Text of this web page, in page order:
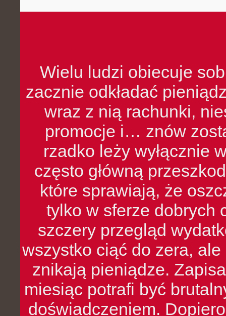
Wielu ludzi obiecuje
zacznie odkładać
wraz z nią rachunki,
promocje i… znów
rzadko leży wyłącznie
często główną
które sprawiają, że
tylko w sferze dobrych
szczery przegląd
wszystko ciąć do zera,
znikają pieniądze.
miesiąc potrafi być
doświadczeniem.